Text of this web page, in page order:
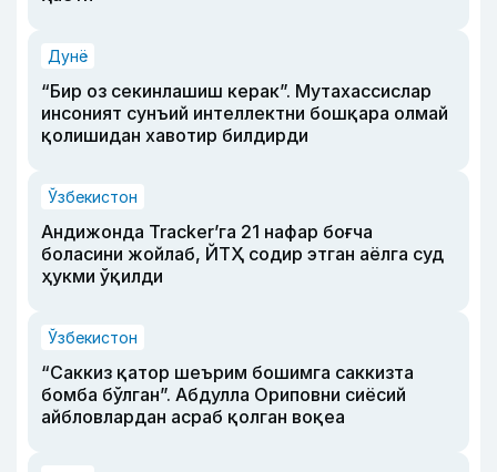
Дунё
“Бир оз секинлашиш керак”. Мутахассислар
инсоният сунъий интеллектни бошқара олмай
қолишидан хавотир билдирди
Ўзбекистон
Андижонда Tracker’га 21 нафар боғча
боласини жойлаб, ЙТҲ содир этган аёлга суд
ҳукми ўқилди
Ўзбекистон
“Саккиз қатор шеърим бошимга саккизта
бомба бўлган”. Абдулла Ориповни сиёсий
айбловлардан асраб қолган воқеа